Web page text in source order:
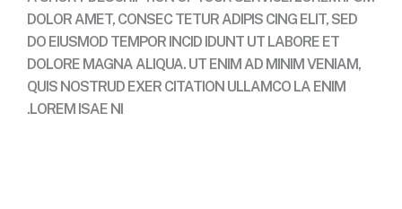
DOLOR AMET, CONSEC TETUR ADIPIS CING ELIT, SED
DO EIUSMOD TEMPOR INCID IDUNT UT LABORE ET
DOLORE MAGNA ALIQUA. UT ENIM AD MINIM VENIAM,
QUIS NOSTRUD EXER CITATION ULLAMCO LA ENIM
LOREM ISAE NI.